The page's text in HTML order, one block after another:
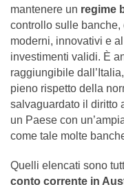
mantenere un regime
controllo sulle banche,
moderni, innovativi e
investimenti validi. È
raggiungibile
pieno rispetto della
salvaguardato il diritto
un Paese con
come tale molte
Quelli elencati sono
conto corrente in